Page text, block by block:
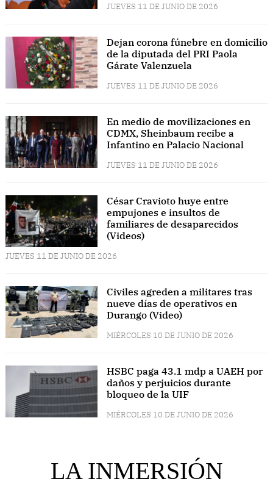
JUEVES 11 DE JUNIO DE 2026
Dejan corona fúnebre en domicilio
de la diputada del PRI Paola
Gárate Valenzuela
JUEVES 11 DE JUNIO DE 2026
En medio de movilizaciones en
CDMX, Sheinbaum recibe a
Infantino en Palacio Nacional
JUEVES 11 DE JUNIO DE 2026
César Cravioto huye entre
empujones e insultos de
familiares de desaparecidos
(Videos)
JUEVES 11 DE JUNIO DE 2026
Civiles agreden a militares tras
nueve días de operativos en
Durango (Video)
MIÉRCOLES 10 DE JUNIO DE 2026
HSBC paga 43.1 mdp a UAEH por
daños y perjuicios durante
bloqueo de la UIF
MIÉRCOLES 10 DE JUNIO DE 2026
LA INMERSIÓN